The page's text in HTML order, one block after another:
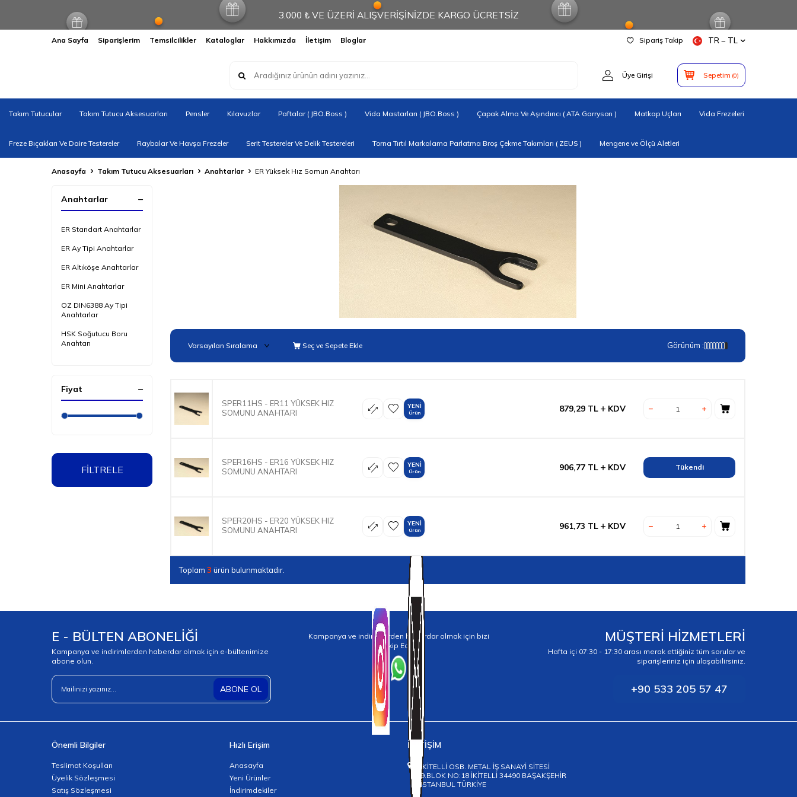
3.000 ₺ VE ÜZERİ ALIŞVERİŞİNİZDE KARGO ÜCRETSİZ
Ana Sayfa Siparişlerim Temsilcilikler Kataloglar Hakkımızda İletişim Bloglar Sipariş Takip TR − TL
Üye Girişi Sepetim (0)
Takım Tutucular Takım Tutucu Aksesuarları Pensler Kılavuzlar Paftalar ( JBO.Boss ) Vida Mastarları ( JBO.Boss ) Çapak Alma Ve Aşındırıcı ( ATA Garryson ) Matkap Uçları Vida Frezeleri
Freze Bıçakları Ve Daire Testereler Raybalar Ve Havşa Frezeler Serit Testereler Ve Delik Testereleri Torna Tırtıl Markalama Parlatma Broş Çekme Takımları ( ZEUS ) Mengene ve Ölçü Aletleri
Anasayfa Takım Tutucu Aksesuarları Anahtarlar ER Yüksek Hız Somun Anahtarı
Anahtarlar
ER Standart Anahtarlar
ER Ay Tipi Anahtarlar
ER Altıköşe Anahtarlar
ER Mini Anahtarlar
OZ DIN6388 Ay Tipi
Anahtarlar
HSK Soğutucu Boru
Anahtarı
HP Freze Tutucu
Anahtarı
ER Yüksek Hız Somun
Mandren Anahtarı
Fiyat
FİLTRELE
Seç ve Sepete Ekle Görünüm :
SPER11HS - ER11 YÜKSEK HIZ
SOMUNU ANAHTARI
YENI
Ürün 879,29 TL KDV
SPER16HS - ER16 YÜKSEK HIZ
SOMUNU ANAHTARI
YENI
Ürün 906,77 TL KDV Tükendi
SPER20HS - ER20 YÜKSEK HIZ
SOMUNU ANAHTARI
YENI
Ürün 961,73 TL KDV
Toplam 3 ürün bulunmaktadır.
E - BÜLTEN ABONELİĞİ
Kampanya ve indirimlerden haberdar olmak için e-bültenimize
abone olun.
ABONE OL
Kampanya ve indirimlerden haberdar olmak için bizi
Takip Edin!
MÜŞTERİ HİZMETLERİ
Hafta içi 07:30 - 17:30 arası merak ettiğiniz tüm sorular ve
siparişleriniz için ulaşabilirsiniz.
+90 533 205 57 47
Önemli Bilgiler
Teslimat Koşulları
Üyelik Sözleşmesi
Satış Sözleşmesi
Hızlı Erişim
Anasayfa
Yeni Ürünler
İndirimdekiler
İLETİŞİM
İKİTELLİ OSB. METAL İŞ SANAYİ SİTESİ
9.BLOK NO:18 İKİTELLİ 34490 BAŞAKŞEHİR
İSTANBUL TÜRKİYE